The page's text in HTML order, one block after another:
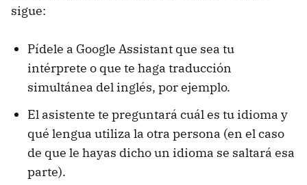
sigue:
Pídele a Google Assistant que sea tu
intérprete o que te haga traducción
simultánea del inglés, por ejemplo.
El asistente te preguntará cuál es tu idioma y
qué lengua utiliza la otra persona (en el caso
de que le hayas dicho un idioma se saltará esa
parte).